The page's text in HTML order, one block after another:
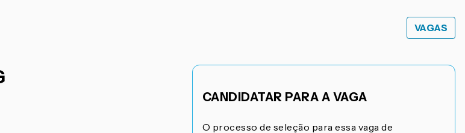
VAGAS
CANDIDATAR PARA A VAGA
O processo de seleção para essa vaga de